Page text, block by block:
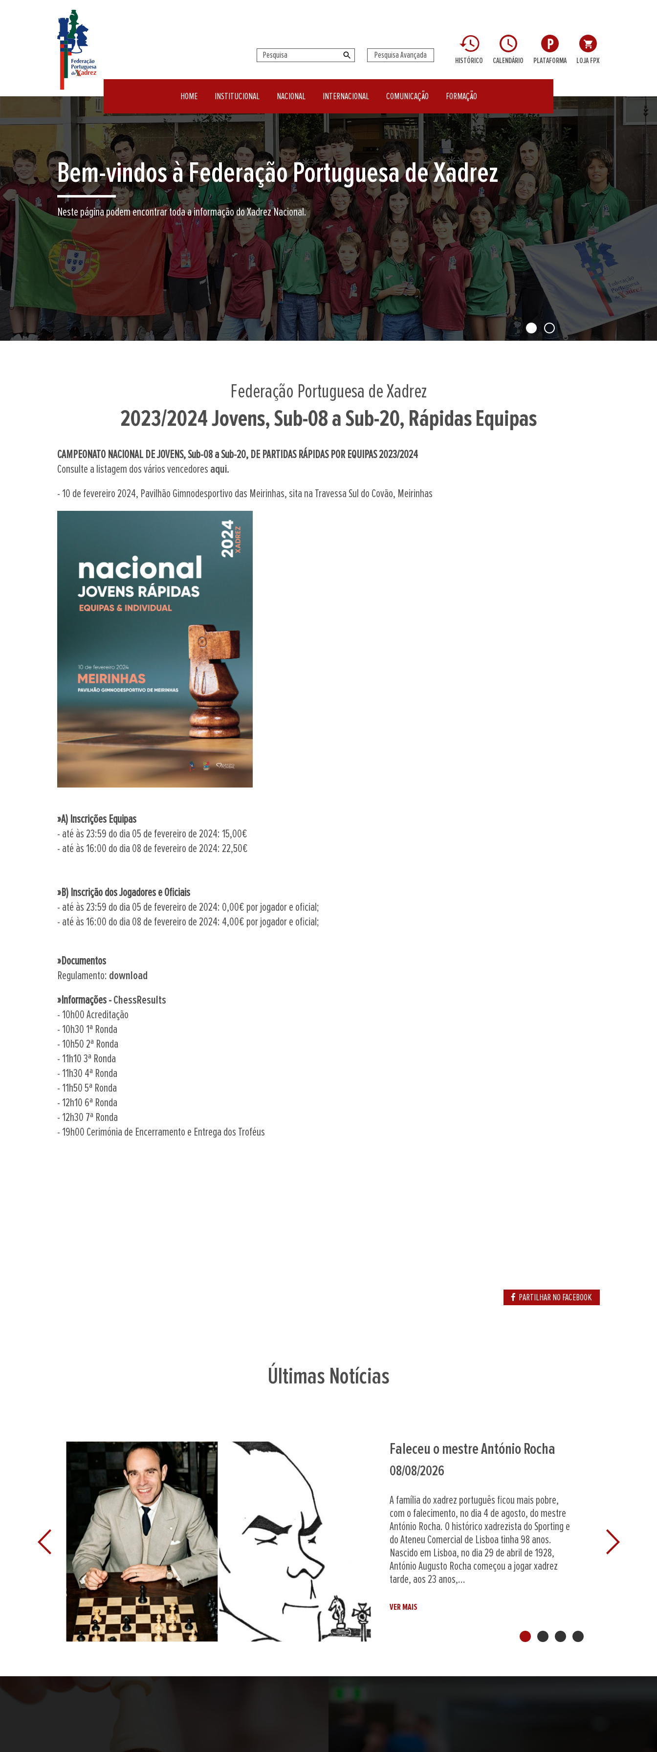
Pesquisa Avançada
HISTÓRICO CALENDÁRIO PLATAFORMA LOJA FPX
HOME INSTITUCIONAL NACIONAL INTERNACIONAL COMUNICAÇÃO FORMAÇÃO
Encontre aqui o seu clube de Xadrez
Junte-se a nós neste jogo milenar
Federação Portuguesa de Xadrez
2023/2024 Jovens, Sub-08 a Sub-20, Rápidas Equipas
CAMPEONATO NACIONAL DE JOVENS, Sub-08 a Sub-20, DE PARTIDAS RÁPIDAS POR EQUIPAS 2023/2024
Consulte a listagem dos vários vencedores aqui.
- 10 de fevereiro 2024, Pavilhão Gimnodesportivo das Meirinhas, sita na Travessa Sul do Covão, Meirinhas
»A) Inscrições Equipas
- até às 23:59 do dia 05 de fevereiro de 2024: 15,00€
- até às 16:00 do dia 08 de fevereiro de 2024: 22,50€
»B) Inscrição dos Jogadores e Oficiais
- até às 23:59 do dia 05 de fevereiro de 2024: 0,00€ por jogador e oficial;
- até às 16:00 do dia 08 de fevereiro de 2024: 4,00€ por jogador e oficial;
»Documentos
Regulamento: download
»Informações - ChessResults
- 10h00 Acreditação
- 10h30 1ª Ronda
- 10h50 2ª Ronda
- 11h10 3ª Ronda
- 11h30 4ª Ronda
- 11h50 5ª Ronda
- 12h10 6ª Ronda
- 12h30 7ª Ronda
- 19h00 Cerimónia de Encerramento e Entrega dos Troféus
PARTILHAR NO FACEBOOK
Últimas Notícias
Portugueses nos Europeus de Sub-
20
Na localidade montenegrina de Cetinje já se jogam
os Campeonatos da Europa de Sub-20 e Portugal
está representado nas competições feminina e
absoluta, através, respetivamente, de Margarida
Correia (Vitória SC) e Filipa Camacho (Clube dos
Galitos) e de Gustavo Ribeiro (AX Gaia). Na primeira
Previous Next